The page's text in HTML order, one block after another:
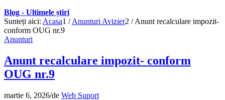
Blog - Ultimele știri
Sunteți aici: Acasa1 / Anunturi Avizier2 / Anunt recalculare impozit-
conform OUG nr.9
Anunturi
Anunt recalculare impozit- conform
OUG nr.9
martie 6, 2026/de Web Suport